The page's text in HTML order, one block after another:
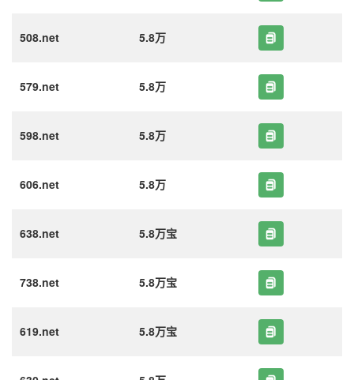
508.net 5.8万
579.net 5.8万
598.net 5.8万
606.net 5.8万
638.net 5.8万宝
738.net 5.8万宝
619.net 5.8万宝